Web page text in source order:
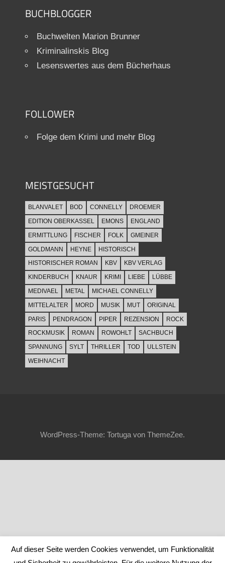
BUCHBLOGGER
Buchwelten Marion Brunner
Kriminalinskis Blog
Lesenswertes aus dem Bücherhaus
FOLLOWER
Folge dem Krimi und mehr Blog
MEISTGESUCHT
BLANVALET BOD CONNELLY
DROEMER
EDITION OBERKASSEL
EMONS
ENGLAND
ERMITTLUNG
FISCHER FOLK
GMEINER
GOLDMANN
HEYNE
HISTORISCH
HISTORISCHER ROMAN
KBV
KBV VERLAG
KINDERBUCH
KNAUR KRIMI LIEBE
LÜBBE
MEDIVAEL
METAL
MICHAEL CONNELLY
MITTELALTER
MORD MUSIK MUT
ORIGINAL
PARIS
PENDRAGON PIPER REZENSION
ROCK
ROCKMUSIK
ROMAN ROWOHLT
SACHBUCH
SPANNUNG
SYLT THRILLER TOD
ULLSTEIN
WEIHNACHT
WordPress-Theme: Tortuga von ThemeZee.
Auf dieser Seite werden Cookies verwendet, um Funktionalität